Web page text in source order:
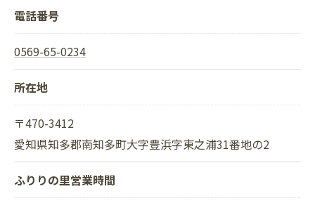
電話番号
0569-65-0234
所在地
〒470-3412
愛知県知多郡南知多町大字豊浜字東之浦31番地の2
ふりりの里営業時間